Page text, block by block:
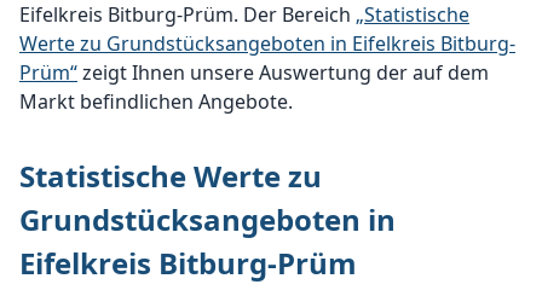
Eifelkreis Bitburg-Prüm. Der Bereich „Statistische
Werte zu Grundstücksangeboten in Eifelkreis Bitburg-
Prüm“zeigt Ihnen unsere Auswertung der auf dem
Markt befindlichen Angebote.
Statistische Werte zu
Grundstücksangeboten in
Eifelkreis Bitburg-Prüm